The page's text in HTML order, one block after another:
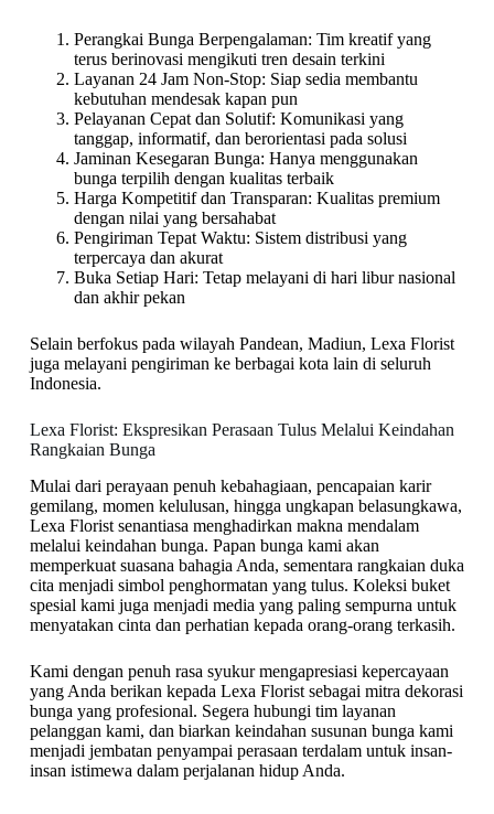
Perangkai Bunga Berpengalaman: Tim kreatif yang
terus berinovasi mengikuti tren desain terkini
Layanan 24 Jam Non-Stop: Siap sedia membantu
kebutuhan mendesak kapan pun
Pelayanan Cepat dan Solutif: Komunikasi yang
tanggap, informatif, dan berorientasi pada solusi
Jaminan Kesegaran Bunga: Hanya menggunakan
bunga terpilih dengan kualitas terbaik
Harga Kompetitif dan Transparan: Kualitas premium
dengan nilai yang bersahabat
Pengiriman Tepat Waktu: Sistem distribusi yang
terpercaya dan akurat
Buka Setiap Hari: Tetap melayani di hari libur nasional
dan akhir pekan
Selain berfokus pada wilayah Pandean, Madiun, Lexa Florist
juga melayani pengiriman ke berbagai kota lain di seluruh
Indonesia.
Lexa Florist: Ekspresikan Perasaan Tulus Melalui Keindahan
Rangkaian Bunga
Mulai dari perayaan penuh kebahagiaan, pencapaian karir
gemilang, momen kelulusan, hingga ungkapan belasungkawa,
Lexa Florist senantiasa menghadirkan makna mendalam
melalui keindahan bunga. Papan bunga kami akan
memperkuat suasana bahagia Anda, sementara rangkaian duka
cita menjadi simbol penghormatan yang tulus. Koleksi buket
spesial kami juga menjadi media yang paling sempurna untuk
menyatakan cinta dan perhatian kepada orang-orang terkasih.
Kami dengan penuh rasa syukur mengapresiasi kepercayaan
yang Anda berikan kepada Lexa Florist sebagai mitra dekorasi
bunga yang profesional. Segera hubungi tim layanan
pelanggan kami, dan biarkan keindahan susunan bunga kami
menjadi jembatan penyampai perasaan terdalam untuk insan-
insan istimewa dalam perjalanan hidup Anda.